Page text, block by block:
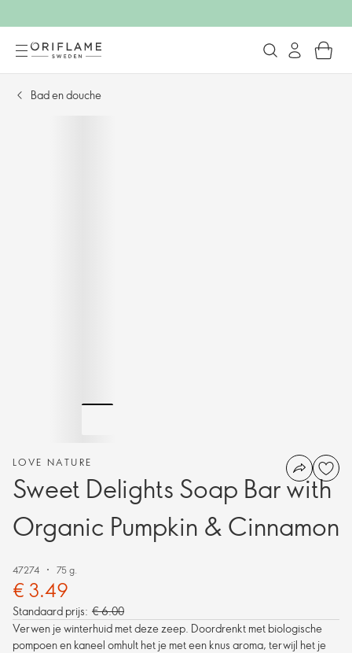
Bad en douche
LOVE NATURE
Sweet Delights Soap Bar with
Organic Pumpkin & Cinnamon
47274 75 g.
€ 3.49
Standaard prijs: € 6.00
Verwen je winterhuid met deze zeep. Doordrenkt met biologische
pompoen en kaneel omhult het je met een knus aroma, terwijl het je